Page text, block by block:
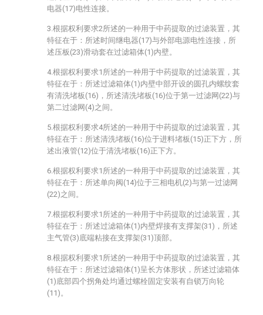
电器(17)电性连接。
3.根据权利要求2所述的一种用于中药提取的过滤装置，其
特征在于：所述时间继电器(17)与外部电源电性连接，所
述压板(23)滑动套在过滤箱体(1)内壁。
4.根据权利要求1所述的一种用于中药提取的过滤装置，其
特征在于：所述过滤箱体(1)内壁中部开设的圆孔内螺纹套
有清洗堵板(16)，所述清洗堵板(16)位于第一过滤网(22)与
第二过滤网(4)之间。
5.根据权利要求4所述的一种用于中药提取的过滤装置，其
特征在于：所述清洗堵板(16)位于进料堵板(15)正下方，所
述出液管(12)位于清洗堵板(16)正下方。
6.根据权利要求1所述的一种用于中药提取的过滤装置，其
特征在于：所述单向阀(14)位于三相电机(2)与第一过滤网
(22)之间。
7.根据权利要求1所述的一种用于中药提取的过滤装置，其
特征在于：所述过滤箱体(1)内壁焊接有支撑架(31)，所述
主气管(3)底端粘接在支撑架(31)顶部。
8.根据权利要求1所述的一种用于中药提取的过滤装置，其
特征在于：所述过滤箱体(1)呈长方体形状，所述过滤箱体
(1)底部四个拐角处均通过螺栓固定安装有自锁万向轮
(11)。